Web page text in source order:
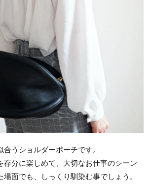
うショルダーポーチです。
存分に楽しめて、大切なお仕事のシーン
面でも、しっくり馴染む事でしょう。